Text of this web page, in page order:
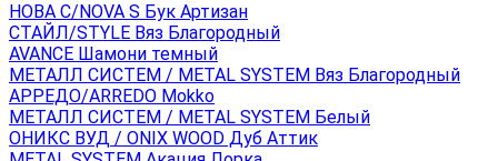
НОВА С/NOVA S Бук Артизан
СТАЙЛ/STYLE Вяз Благородный
AVANCE Шамони темный
МЕТАЛЛ СИСТЕМ / METAL SYSTEM Вяз Благородный
АРРЕДО/ARREDO Mokko
МЕТАЛЛ СИСТЕМ / METAL SYSTEM Белый
ОНИКС ВУД / ONIX WOOD Дуб Аттик